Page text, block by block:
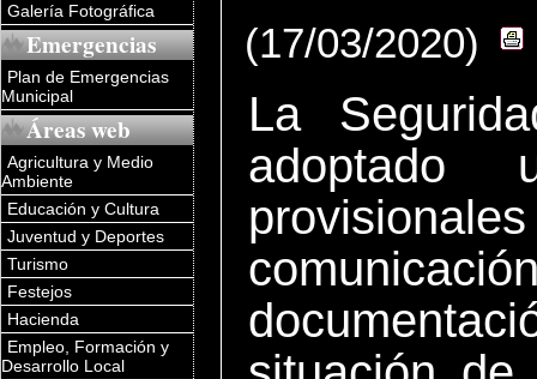
Galería Fotográfica
Emergencias
Plan de Emergencias
Municipal
Áreas web
Agricultura y Medio
Ambiente
Educación y Cultura
Juventud y Deportes
Turismo
Festejos
Hacienda
Empleo, Formación y
Desarrollo Local
(17/03/2020)
La
adoptado